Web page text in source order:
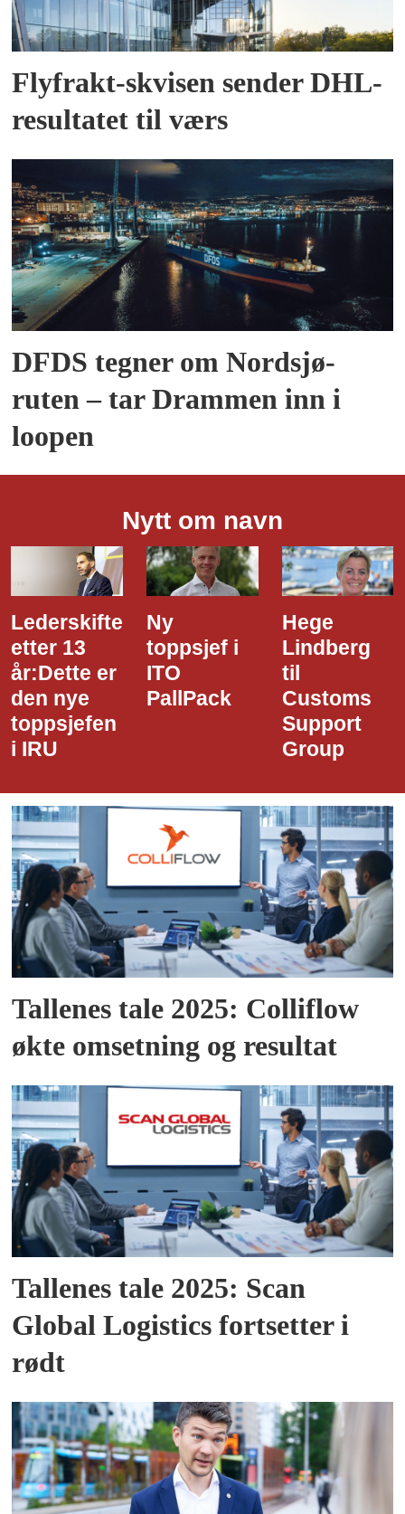
Flyfrakt-skvisen sender DHL-
resultatet til værs
DFDS tegner om Nordsjø-
ruten – tar Drammen inn i
loopen
Nytt om navn
Ny
toppsjef i
ITO
PallPack
Hege
Lindberg
til
Customs
Dette er
den nye
i Narvik
Havn
Tallenes tale 2025: Colliflow
økte omsetning og resultat
Tallenes tale 2025: Scan
Global Logistics fortsetter i
rødt